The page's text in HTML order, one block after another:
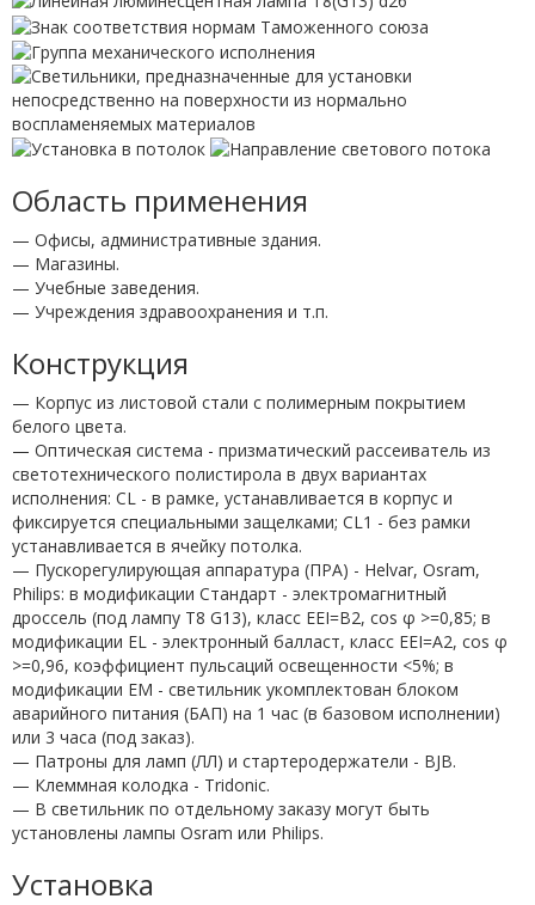
Область применения
— Офисы, административные здания.
— Магазины.
— Учебные заведения.
— Учреждения здравоохранения и т.п.
Конструкция
— Корпус из листовой стали с полимерным покрытием
белого цвета.
— Оптическая система - призматический рассеиватель из
светотехнического полистирола в двух вариантах
исполнения: CL - в рамке, устанавливается в корпус и
фиксируется специальными защелками; CL1 - без рамки
устанавливается в ячейку потолка.
— Пускорегулирующая аппаратура (ПРА) - Helvar, Osram,
Philips: в модификации Стандарт - электромагнитный
дроссель (под лампу T8 G13), класс EEI=B2, cos φ >=0,85; в
модификации EL - электронный балласт, класс EEI=A2, cos φ
>=0,96, коэффициент пульсаций освещенности <5%; в
модификации EM - светильник укомплектован блоком
аварийного питания (БАП) на 1 час (в базовом исполнении)
или 3 часа (под заказ).
— Патроны для ламп (ЛЛ) и стартеродержатели - BJB.
— Клеммная колодка - Tridonic.
— В светильник по отдельному заказу могут быть
установлены лампы Osram или Philips.
Установка